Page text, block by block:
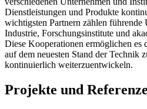
Dienstleistungen und Produkte
wichtigsten Partnern zählen führende
Industrie, Forschungsinstitute und
Diese Kooperationen ermöglichen
auf dem neuesten Stand der Technik
kontinuierlich weiterzuentwickeln.
Projekte und